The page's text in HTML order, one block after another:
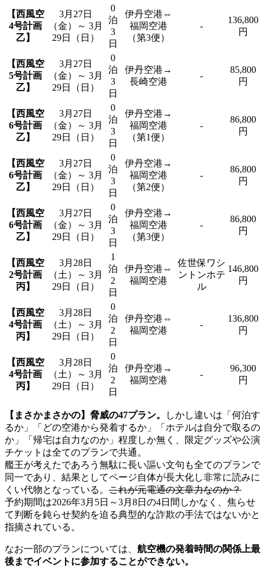
【西風空
4号計画
乙】
3月27日
（金）～ 3月
29日（日）
0
泊
3
日
伊丹空港⇔
福岡空港
（第3便）
-
136,800
円
【西風空
5号計画
乙】
3月27日
（金）～ 3月
29日（日）
0
泊
3
日
伊丹空港→
長崎空港
-
85,800
円
【西風空
6号計画
乙】
3月27日
（金）～ 3月
29日（日）
0
泊
3
日
伊丹空港→
福岡空港
（第1便）
-
86,800
円
【西風空
6号計画
乙】
3月27日
（金）～ 3月
29日（日）
0
泊
3
日
伊丹空港→
福岡空港
（第2便）
-
86,800
円
【西風空
6号計画
乙】
3月27日
（金）～ 3月
29日（日）
0
泊
3
日
伊丹空港→
福岡空港
（第3便）
-
86,800
円
【西風空
2号計画
丙】
3月28日
（土）～ 3月
29日（日）
1
泊
2
日
伊丹空港⇔
福岡空港
佐世保ワシ
ントンホテ
ル
146,800
円
【西風空
4号計画
丙】
3月28日
（土）～ 3月
29日（日）
0
泊
2
日
伊丹空港⇔
福岡空港
-
136,800
円
【西風空
4号計画
丙】
3月28日
（土）～ 3月
29日（日）
0
泊
2
日
伊丹空港→
福岡空港
-
96,300
円
【まさかまさかの】脅威の47プラン。
しかし違いは「何泊す
るか」「どの空港から発着するか」「ホテルは自分で取るの
か」「帰宅は自力なのか」程度しか無く、限定グッズや公演
チケットは全てのプランで共通。
艦王が考えたであろう無駄に長い謳い文句も全てのプランで
同一であり、結果としてページ自体が長大化し非常に読みに
くい代物となっている。 これが元電通の文章力なのか？
予約期間は2026年3月5日～3月8日の4日間しかなく、焦らせ
て判断を鈍らせ契約を迫る典型的な詐欺の手法ではないかと
指摘されている。
なお一部のプランについては、 航空機の発着時間の関係上最
後までイベントに参加することができない。